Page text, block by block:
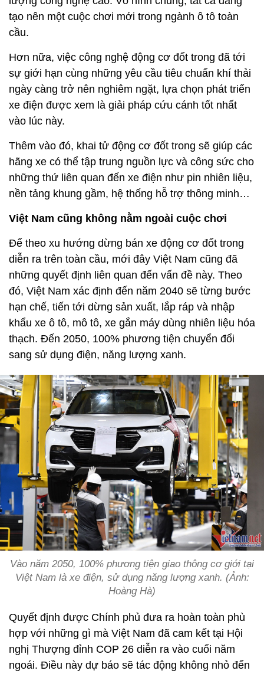
tạo nên một cuộc chơi mới trong ngành ô tô toàn
cầu.
Hơn nữa, việc công nghệ động cơ đốt trong đã tới
sự giới hạn cùng những yêu cầu tiêu chuẩn khí thải
ngày càng trở nên nghiêm ngặt, lựa chọn phát triển
xe điện được xem là giải pháp cứu cánh tốt nhất
vào lúc này.
Thêm vào đó, khai tử động cơ đốt trong sẽ giúp các
hãng xe có thể tập trung nguồn lực và công sức cho
những thứ liên quan đến xe điện như pin nhiên liệu,
nền tảng khung gầm, hệ thống hỗ trợ thông minh…
Việt Nam cũng không nằm ngoài cuộc chơi
Để theo xu hướng dừng bán xe động cơ đốt trong
diễn ra trên toàn cầu, mới đây Việt Nam cũng đã
những quyết định liên quan đến vấn đề này. Theo
đó, Việt Nam xác định đến năm 2040 sẽ từng bước
hạn chế, tiến tới dừng sản xuất, lắp ráp và nhập
khẩu xe ô tô, mô tô, xe gắn máy dùng nhiên liệu hóa
thạch. Đến 2050, 100% phương tiện chuyển đổi
sang sử dụng điện, năng lượng xanh.
Vào năm 2050, 100% phương tiện giao thông cơ giới tại
Việt Nam là xe điện, sử dụng năng lượng xanh. (Ảnh:
Hoàng Hà)
Quyết định được Chính phủ đưa ra hoàn toàn phù
hợp với những gì mà Việt Nam đã cam kết tại Hội
nghị Thượng đỉnh COP 26 diễn ra vào cuối năm
ngoái. Điều này dự báo sẽ tác động không nhỏ đến